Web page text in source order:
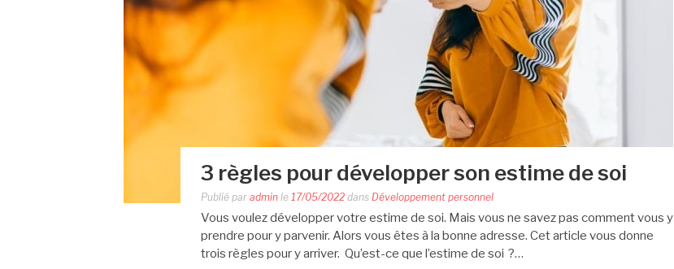
3 règles pour développer son estime de soi
Publié par admin le 17/05/2022 dans Développement personnel
Vous voulez développer votre estime de soi. Mais vous ne savez pas comment vous y
prendre pour y parvenir. Alors vous êtes à la bonne adresse. Cet article vous donne
trois règles pour y arriver. Qu’est-ce que l’estime de soi ?…